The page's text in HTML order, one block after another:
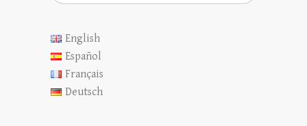
English
Español
Français
Deutsch